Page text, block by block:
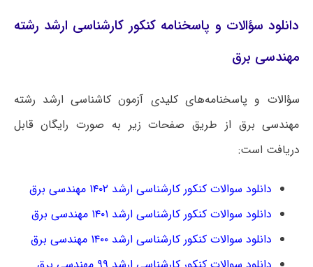
دانلود سؤالات و پاسخنامه کنکور کارشناسی ارشد رشته
مهندسی برق
سؤالات و پاسخنامه‌های کلیدی آزمون کاشناسی ارشد رشته
مهندسی برق از طریق صفحات زیر به صورت رایگان قابل
دریافت است:
دانلود سوالات کنکور کارشناسی ارشد ۱۴۰۲ مهندسی برق
دانلود سوالات کنکور کارشناسی ارشد ۱۴۰۱ مهندسی برق
دانلود سوالات کنکور کارشناسی ارشد ۱۴۰۰ مهندسی برق